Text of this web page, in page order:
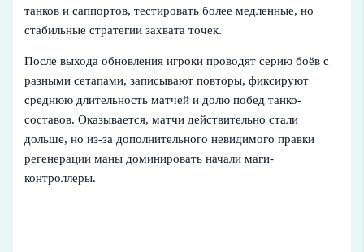
танков и саппортов, тестировать более медленные, но
стабильные стратегии захвата точек.
После выхода обновления игроки проводят серию боёв с
разными сетапами, записывают повторы, фиксируют
среднюю длительность матчей и долю побед танко-
составов. Оказывается, матчи действительно стали
дольше, но из-за дополнительного невидимого правки
регенерации маны доминировать начали маги-
контроллеры.